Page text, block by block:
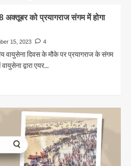
को प्रयागराज संगम में होगा
15, 2023 4
वायुसेना दिवस के मौके पर प्रयागराज के संगम
द्वारा एयर...